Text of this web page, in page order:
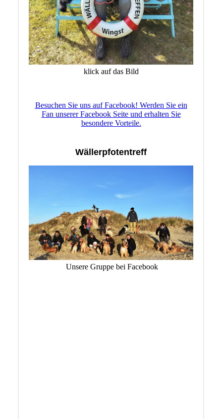
klick auf das Bild
Besuchen Sie uns auf Facebook! Werden Sie ein
Fan unserer Facebook Seite und erhalten Sie
besondere Vorteile.
Wällerpfotentreff
Unsere Gruppe bei Facebook